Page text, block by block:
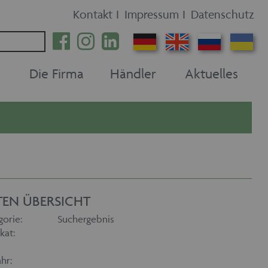
Kontakt I Impressum I Datenschutz
Die Firma Händler Aktuelles
ÜBERSICHT
Suchergebnis